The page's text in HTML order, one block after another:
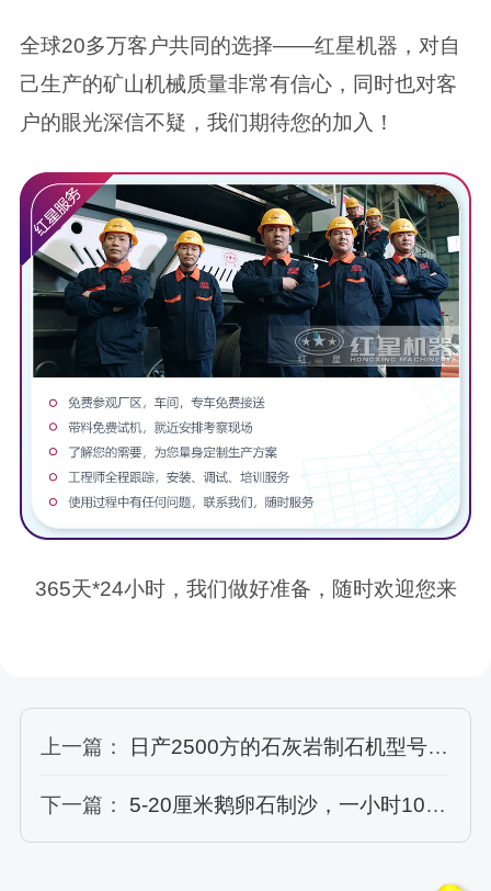
全球20多万客户共同的选择——红星机器，对自
己生产的矿山机械质量非常有信心，同时也对客
户的眼光深信不疑，我们期待您的加入！
365天*24小时，我们做好准备，随时欢迎您来
上一篇： 日产2500方的石灰岩制石机型号及报价
下一篇： 5-20厘米鹅卵石制沙，一小时100吨以下的移动制砂机型号如何选？